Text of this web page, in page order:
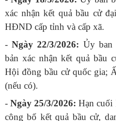
xác nhận kết quả bầu cử
HĐND cấp tỉnh và cấp xã.
- Ngày 22/3/2026: Ủy ban
bản xác nhận kết quả bầu
Hội đồng bầu cử quốc gia;
(nếu có).
- Ngày 25/3/2026: Hạn cuối
công bố kết quả bầu cử,